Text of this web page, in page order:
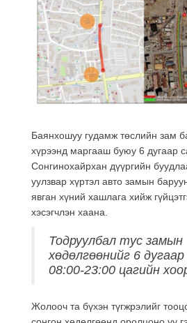
Баянхошуу гудамж төслийн зам
хүрээнд маргааш буюу 6 дугаар
Сонгинохайрхан дүүргийн
уулзвар хүртэл авто замын
явган хүний хашлага хийж
хэсэгчлэн хаана.
Тодруулбал тус замын
хөдөлгөөнийг 6
08:00-23:00 цагийн
Жолооч та бүхэн түгжрэлийг